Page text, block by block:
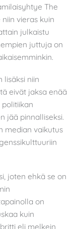
The
vieras kuin
julkaistu
juttuja on
lisäksi niin
eivät jaksa enää
jää pinnalliseksi.
median vaikutus
joten ehkä se on
on
kuin
eli melkein